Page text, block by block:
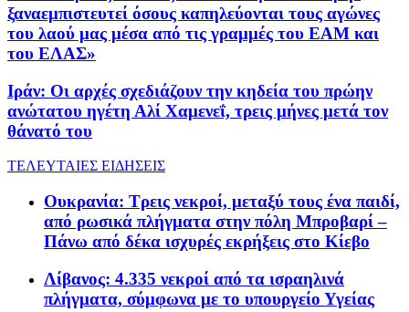
ξαναεμπιστευτεί όσους καπηλεύονται τους αγώνες
του λαού μας μέσα από τις γραμμές του ΕΑΜ και
του ΕΛΑΣ»
Ιράν: Οι αρχές σχεδιάζουν την κηδεία του πρώην
ανώτατου ηγέτη Αλί Χαμενεΐ, τρεις μήνες μετά τον
θάνατό του
ΤΕΛΕΥΤΑΙΕΣ ΕΙΔΗΣΕΙΣ
Ουκρανία: Τρεις νεκροί, μεταξύ τους ένα παιδί,
από ρωσικά πλήγματα στην πόλη Μπροβαρί –
Πάνω από δέκα ισχυρές εκρήξεις στο Κίεβο
Λίβανος: 4.335 νεκροί από τα ισραηλινά
πλήγματα, σύμφωνα με το υπουργείο Υγείας